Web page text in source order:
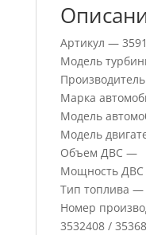
Артикул —
Модель
Марка
Модель
Модель
Объем ДВС —
Мощность ДВС
Тип топлива —
Номер
3532408 /